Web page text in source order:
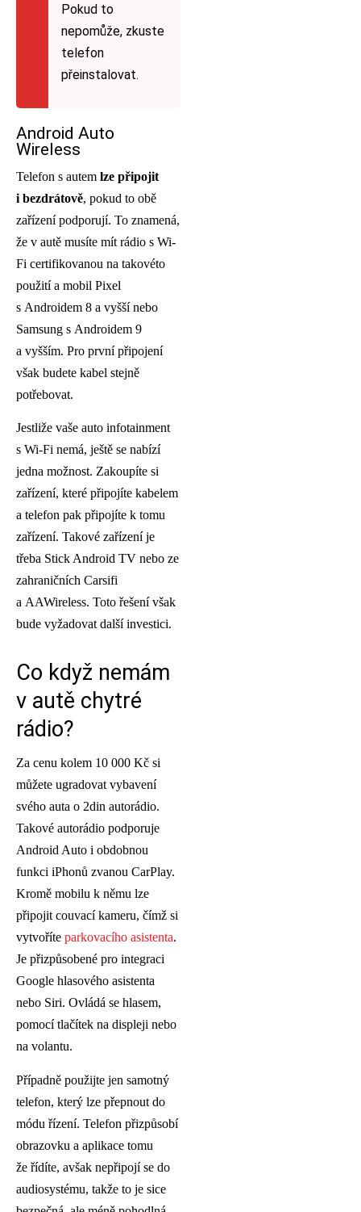
Pokud to
nepomůže, zkuste
telefon
přeinstalovat.
Android Auto
Wireless
Telefon s autem lze připojit
i bezdrátově, pokud to obě
zařízení podporují. To znamená,
že v autě musíte mít rádio s Wi-
Fi certifikovanou na takovéto
použití a mobil Pixel
s Androidem 8 a vyšší nebo
Samsung s Androidem 9
a vyšším. Pro první připojení
však budete kabel stejně
potřebovat.
Jestliže vaše auto infotainment
s Wi-Fi nemá, ještě se nabízí
jedna možnost. Zakoupíte si
zařízení, které připojíte kabelem
a telefon pak připojíte k tomu
zařízení. Takové zařízení je
třeba Stick Android TV nebo ze
zahraničních Carsifi
a AAWireless. Toto řešení však
bude vyžadovat další investici.
Co když nemám
v autě chytré
rádio?
Za cenu kolem 10 000 Kč si
můžete ugradovat vybavení
svého auta o 2din autorádio.
Takové autorádio podporuje
Android Auto i obdobnou
funkci iPhonů zvanou CarPlay.
Kromě mobilu k němu lze
připojit couvací kameru, čímž si
vytvoříte parkovacího asistenta.
Je přizpůsobené pro integraci
Google hlasového asistenta
nebo Siri. Ovládá se hlasem,
pomocí tlačítek na displeji nebo
na volantu.
Případně použijte jen samotný
telefon, který lze přepnout do
módu řízení. Telefon přizpůsobí
obrazovku a aplikace tomu
že řídíte, avšak nepřipojí se do
audiosystému, takže to je sice